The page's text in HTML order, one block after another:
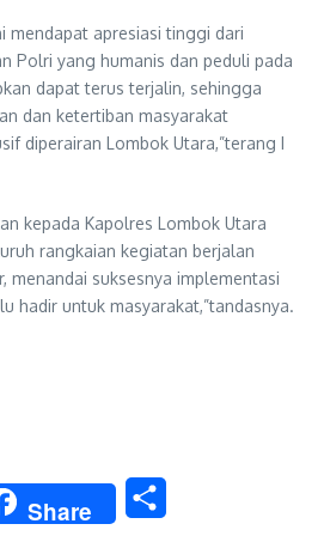
mendapat apresiasi tinggi dari
Polri yang humanis dan peduli pada
dapat terus terjalin, sehingga
dan ketertiban masyarakat
diperairan Lombok Utara,”terang I
kepada Kapolres Lombok Utara
rangkaian kegiatan berjalan
menandai suksesnya implementasi
hadir untuk masyarakat,”tandasnya.
Share